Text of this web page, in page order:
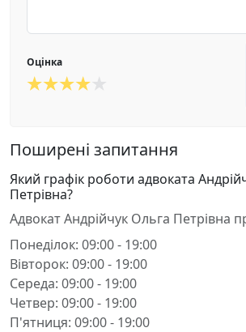
Оцінка
Поширені запитання
Який графік роботи адвоката
Петрівна?
Адвокат Андрійчук Ольга Петрівна
Понеділок: 09:00 - 19:00
Вівторок: 09:00 - 19:00
Середа: 09:00 - 19:00
Четвер: 09:00 - 19:00
П'ятниця: 09:00 - 19:00